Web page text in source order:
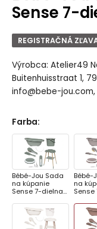
Sense 7-
REGISTRAČNÁ
Výrobca: Atelier49
Buitenhuisstraat 1,
info@bebe-
Farba:
Bébé-Jou Sada
na kúpanie
Sense 7-dielna
Bébé-
na